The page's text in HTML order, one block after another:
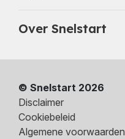
Over Snelstart
© Snelstart 2026
Disclaimer
Cookiebeleid
Algemene voorwaarden